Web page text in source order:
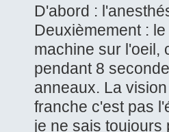
D'abord :
Deuxièmement :
machine sur l'oeil,
pendant 8
anneaux. La
franche c'est pas
je ne sais toujours